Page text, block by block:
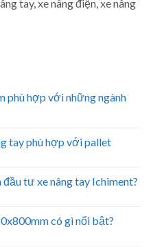
tay, xe nâng điện, xe nâng
phù hợp với những ngành
tay phù hợp với pallet
đầu tư xe nâng tay Ichiment?
có gì nổi bật?